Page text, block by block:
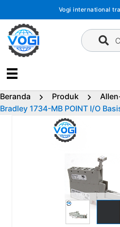
konten
Vogi international
Beranda Produk
Bradley 1734-MB POINT I/O